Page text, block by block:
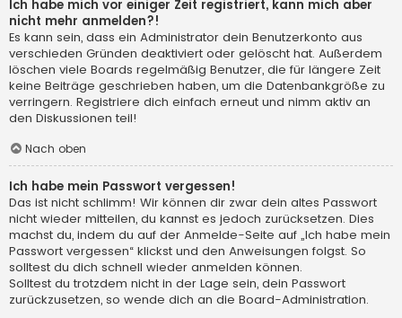
Ich habe mich vor einiger Zeit registriert, kann mich aber
nicht mehr anmelden?!
Es kann sein, dass ein Administrator dein Benutzerkonto aus
verschieden Gründen deaktiviert oder gelöscht hat. Außerdem
löschen viele Boards regelmäßig Benutzer, die für längere Zeit
keine Beiträge geschrieben haben, um die Datenbankgröße zu
verringern. Registriere dich einfach erneut und nimm aktiv an
den Diskussionen teil!
Nach oben
Ich habe mein Passwort vergessen!
Das ist nicht schlimm! Wir können dir zwar dein altes Passwort
nicht wieder mitteilen, du kannst es jedoch zurücksetzen. Dies
machst du, indem du auf der Anmelde-Seite auf „Ich habe mein
Passwort vergessen“ klickst und den Anweisungen folgst. So
solltest du dich schnell wieder anmelden können.
Solltest du trotzdem nicht in der Lage sein, dein Passwort
zurückzusetzen, so wende dich an die Board-Administration.